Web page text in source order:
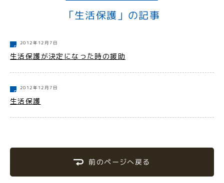
「生活保護」の記事
2012年12月7日
生活保護が決定になった時の援助
2012年12月7日
生活保護
前のページへ戻る